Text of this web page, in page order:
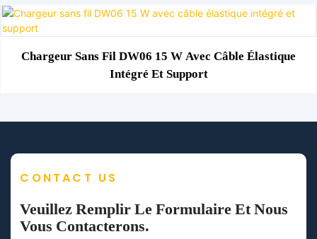
Chargeur Sans Fil DW06 15 W Avec Câble Élastique
Intégré Et Support
CONTACT US
Veuillez Remplir Le Formulaire Et Nous
Vous Contacterons.